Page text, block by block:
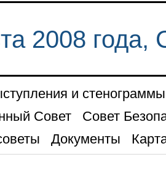
2008
и стенограммы
Совет
Совет
Документы